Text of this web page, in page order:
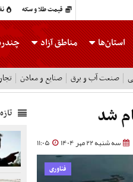
قیمت طلا و سکه
استان‌ها مناطق آزاد
صنعت آب و برق صنایع و معادن
شد
سه شنبه 22 مهر 1404 11:05
فناوری